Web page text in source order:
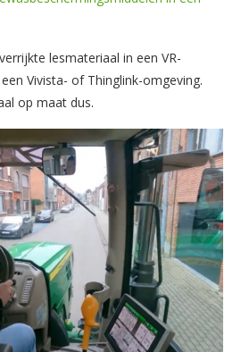
lesmateriaal in een VR-
Vivista- of Thinglink-omgeving.
op maat dus.